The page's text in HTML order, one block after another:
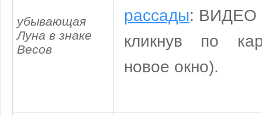
убывающая
Луна в знаке
Весов
рассады: ВИДЕО
кликнув по
новое окно).